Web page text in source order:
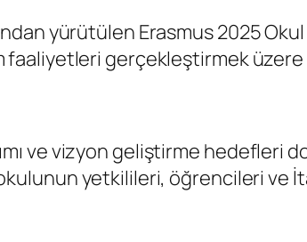
yürütülen Erasmus 2025
gerçekleştirmek üzere
ve vizyon geliştirme hedefleri
yetkilileri, öğrencileri ve